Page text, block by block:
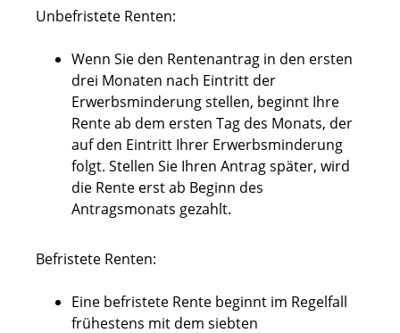
Unbefristete Renten:
Wenn Sie den Rentenantrag in den ersten
drei Monaten nach Eintritt der
Erwerbsminderung stellen, beginnt Ihre
Rente ab dem ersten Tag des Monats, der
auf den Eintritt Ihrer Erwerbsminderung
folgt. Stellen Sie Ihren Antrag später, wird
die Rente erst ab Beginn des
Antragsmonats gezahlt.
Befristete Renten:
Eine befristete Rente beginnt im Regelfall
frühestens mit dem siebten